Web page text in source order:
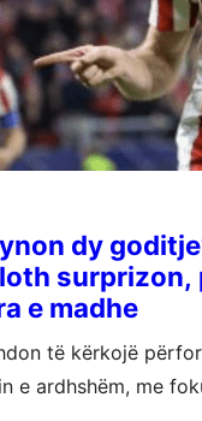
dy
surprizon,
e madhe
të kërkojë
e ardhshëm, me